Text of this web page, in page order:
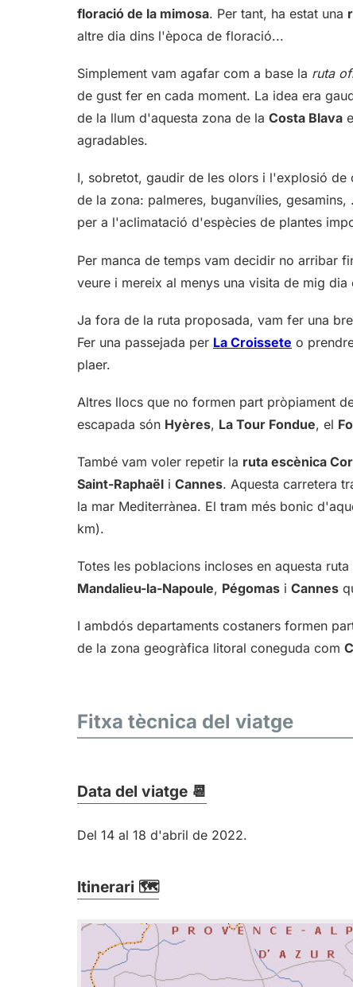
floració de la mimosa. Per tant, ha estat una
altre dia dins l'època de floració...
Simplement vam agafar com a base la ruta
de gust fer en cada moment. La idea era
de la llum d'aquesta zona de la Costa Blava
agradables.
I, sobretot, gaudir de les olors i l'explosió
de la zona: palmeres, buganvílies, gesamins,
per a l'aclimatació d'espècies de plantes
Per manca de temps vam decidir no arribar
veure i mereix al menys una visita de mig
Ja fora de la ruta proposada, vam fer una
Fer una passejada per La Croissete o
plaer.
Altres llocs que no formen part pròpiament
escapada són Hyères, La Tour Fondue, el
També vam voler repetir la ruta escènica
Saint-Raphaël i Cannes. Aquesta carretera
la mar Mediterrànea. El tram més bonic
km).
Totes les poblacions incloses en aquesta
Mandalieu-la-Napoule, Pégomas i Cannes
I ambdós departaments costaners formen
de la zona geogràfica litoral coneguda com
Fitxa tècnica del viatge
Data del viatge 📆
Del 14 al 18 d'abril de 2022.
Itinerari 🗺️